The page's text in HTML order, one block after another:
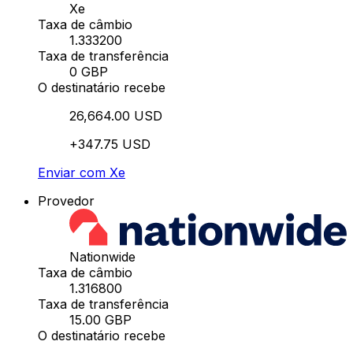
Xe
Taxa de câmbio
1.333200
Taxa de transferência
0 GBP
O destinatário recebe
26,664.00 USD
+347.75 USD
Enviar com Xe
Provedor
Nationwide
Taxa de câmbio
1.316800
Taxa de transferência
15.00 GBP
O destinatário recebe